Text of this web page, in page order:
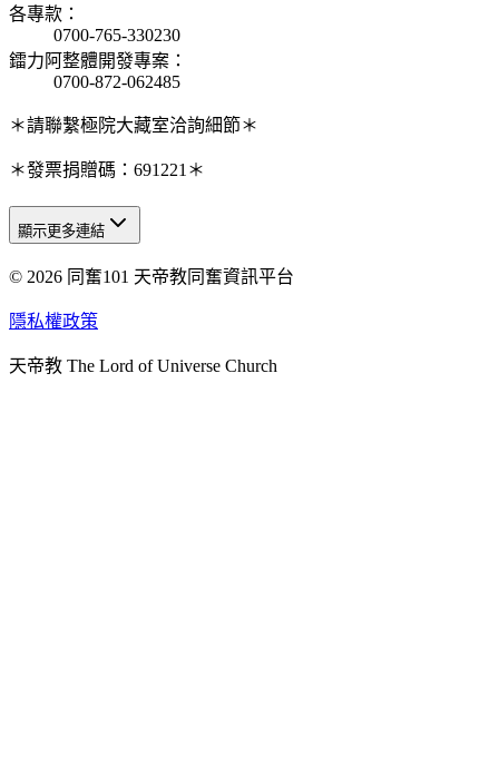
各專款 ：
0700-765-330230
鐳力阿整體開發專案 ：
0700-872-062485
＊請聯繫極院大藏室洽詢細節＊
＊發票捐贈碼：691221＊
天人研究總院
天人研究學院
天人炁功院
顯示更多連結
© 2026 同奮101 天帝教同奮資訊平台
隱私權政策
天帝教 The Lord of Universe Church